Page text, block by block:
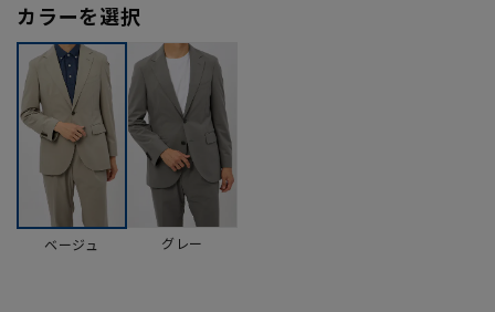
カラーを選択
ベージュ グレー